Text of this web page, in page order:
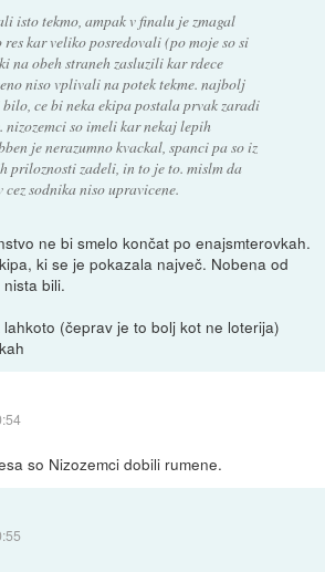
isto tekmo, ampak v finalu je zmagal
res kar veliko posredovali (po moje so si
na obeh straneh zasluzili kar rdece
niso vplivali na potek tekme. najbolj
bilo, ce bi neka ekipa postala prvak zaradi
nizozemci so imeli kar nekaj lepih
je nerazumno kvackal, spanci pa so iz
priloznosti zadeli, in to je to. mislm da
cez sodnika niso upravicene.
ne bi smelo končat po enajsmterovkah.
ki se je pokazala največ. Nobena od
bili.
(čeprav je to bolj kot ne loterija)
so Nizozemci dobili rumene.